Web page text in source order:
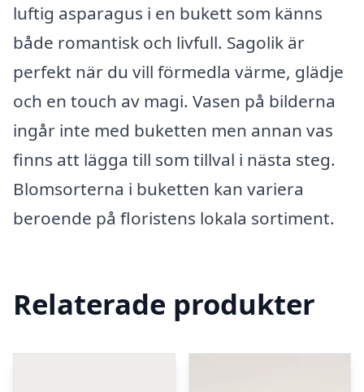
luftig asparagus i en bukett som känns
både romantisk och livfull. Sagolik är
perfekt när du vill förmedla värme, glädje
och en touch av magi. Vasen på bilderna
ingår inte med buketten men annan vas
finns att lägga till som tillval i nästa steg.
Blomsorterna i buketten kan variera
beroende på floristens lokala sortiment.
Relaterade produkter